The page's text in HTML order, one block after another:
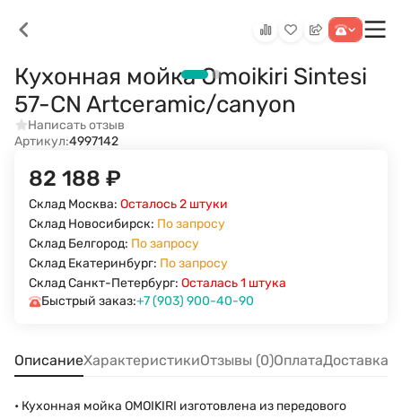
Кухонная мойка Omoikiri Sintesi
57-CN Artceramic/canyon
Написать отзыв
Артикул:4997142
82 188 ₽
Склад Москва: Осталось 2 штуки
Склад Новосибирск: По запросу
Склад Белгород: По запросу
Склад Екатеринбург: По запросу
Склад Санкт-Петербург: Осталась 1 штука
Быстрый заказ:+7 (903) 900-40-90
ОписаниеХарактеристикиОтзывы (0)ОплатаДоставка
• Кухонная мойка OMOIKIRI изготовлена из передового